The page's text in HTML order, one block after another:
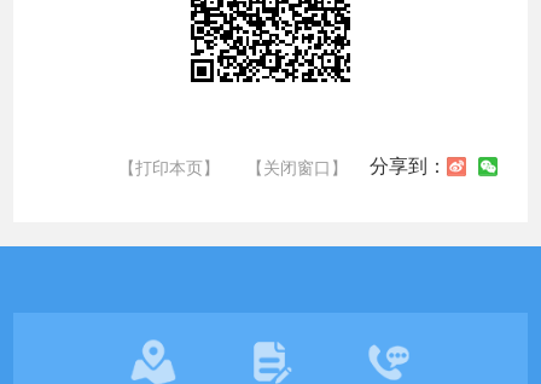
【打印本页】 【关闭窗口】 分享到：